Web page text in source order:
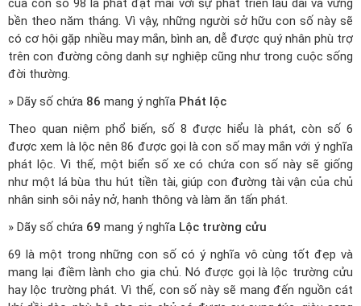
của con số 98 là phát đạt mãi với sự phát triển lâu dài và vững
bền theo năm tháng. Vì vậy, những người sở hữu con số này sẽ
có cơ hội gặp nhiều may mắn, bình an, dễ được quý nhân phù trợ
trên con đường công danh sự nghiệp cũng như trong cuộc sống
đời thường.
» Dãy số chứa 86 mang ý nghĩa Phát lộc
Theo quan niệm phổ biến, số 8 được hiểu là phát, còn số 6
được xem là lộc nên 86 được gọi là con số may mắn với ý nghĩa
phát lộc. Vì thế, một biển số xe có chứa con số này sẽ giống
như một lá bùa thu hút tiền tài, giúp con đường tài vận của chủ
nhân sinh sôi nảy nở, hanh thông và làm ăn tấn phát.
» Dãy số chứa 69 mang ý nghĩa Lộc trường cửu
69 là một trong những con số có ý nghĩa vô cùng tốt đẹp và
mang lại điềm lành cho gia chủ. Nó được gọi là lộc trường cửu
hay lộc trường phát. Vì thế, con số này sẽ mang đến nguồn cát